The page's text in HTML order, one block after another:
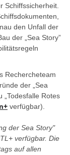
Schiffssicherheit.
den Unfall der
der „Sea Story”
Rechercheteam
der „Sea
„Todesfalle Rotes
verfügbar).
der Sea Story"
verfügbar. Die
auf allen